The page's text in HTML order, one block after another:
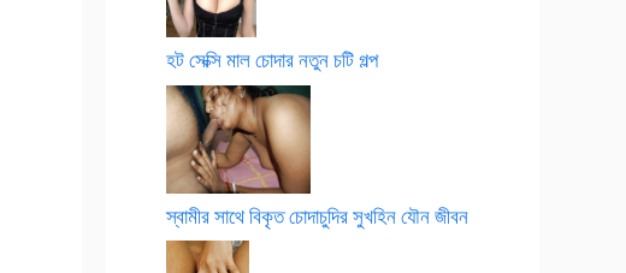
হট সেক্সি মাল চোদার নতুন চটি গল্প
স্বামীর সাথে বিকৃত চোদাচুদির সুখহিন যৌন জীবন